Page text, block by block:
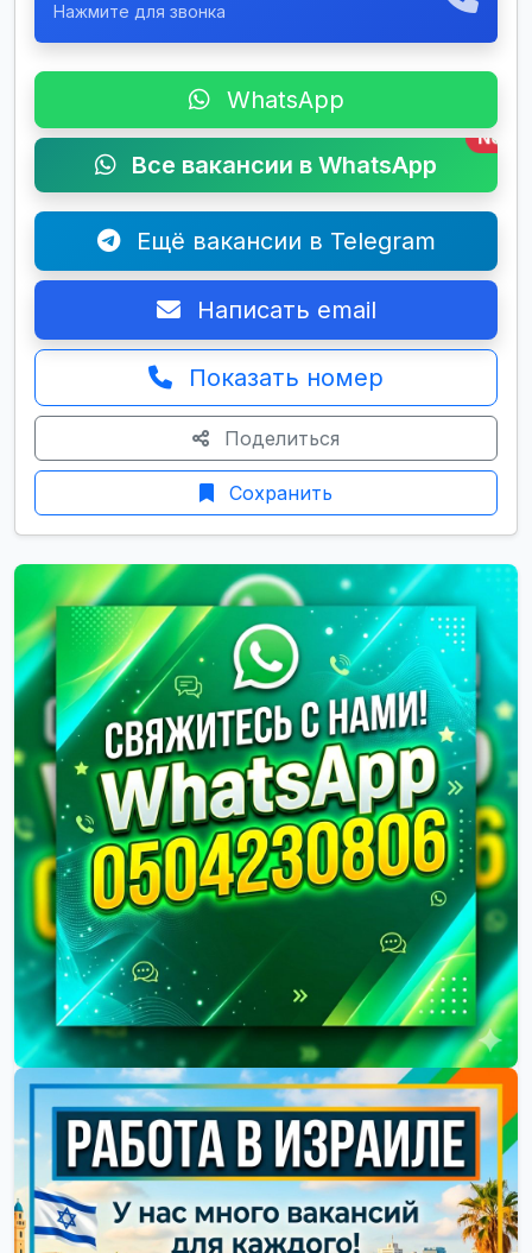
Нажмите для звонка
WhatsApp
Все вакансии в WhatsApp
New
Ещё вакансии в Telegram
Написать email
Показать номер
Поделиться
Сохранить